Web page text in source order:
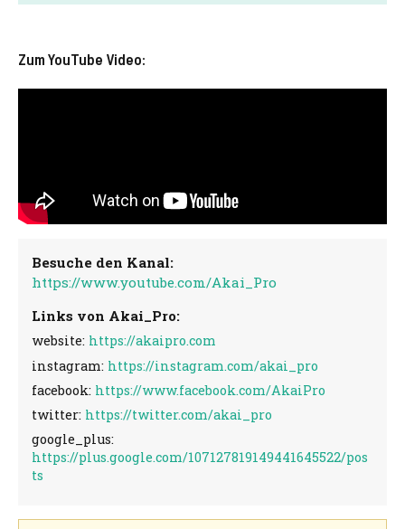
Zum YouTube Video:
Besuche den Kanal:
https://www.youtube.com/Akai_Pro
Links von Akai_Pro:
website: https://akaipro.com
instagram: https://instagram.com/akai_pro
facebook: https://www.facebook.com/AkaiPro
twitter: https://twitter.com/akai_pro
google_plus:
https://plus.google.com/107127819149441645522/pos
ts